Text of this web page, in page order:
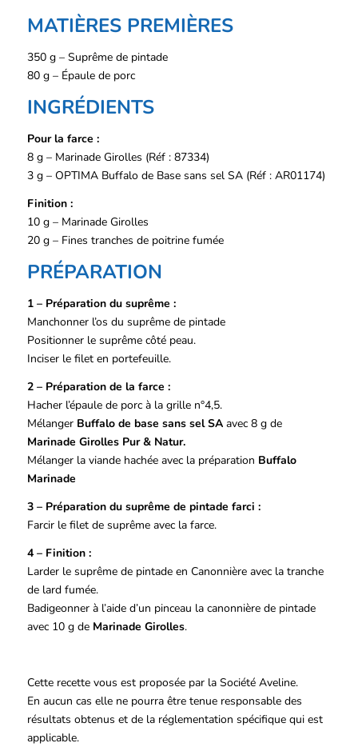
MATIÈRES PREMIÈRES
350 g – Suprême de pintade
80 g – Épaule de porc
INGRÉDIENTS
Pour la farce :
8 g – Marinade Girolles (Réf : 87334)
3 g – OPTIMA Buffalo de Base sans sel SA (Réf : AR01174)
Finition :
10 g – Marinade Girolles
20 g – Fines tranches de poitrine fumée
PRÉPARATION
1 – Préparation du suprême :
Manchonner l’os du suprême de pintade
Positionner le suprême côté peau.
Inciser le filet en portefeuille.
2 – Préparation de la farce :
Hacher l’épaule de porc à la grille n°4,5.
Mélanger Buffalo de base sans sel SAavec 8 g de
Marinade Girolles Pur & Natur.
Mélanger la viande hachée avec la préparation Buffalo
Marinade
3 – Préparation du suprême de pintade farci :
Farcir le filet de suprême avec la farce.
4 – Finition :
Larder le suprême de pintade en Canonnière avec la tranche
de lard fumée.
Badigeonner à l’aide d’un pinceau la canonnière de pintade
avec 10 g de Marinade Girolles.
Cette recette vous est proposée par la Société Aveline.
En aucun cas elle ne pourra être tenue responsable des
résultats obtenus et de la réglementation spécifique qui est
applicable.